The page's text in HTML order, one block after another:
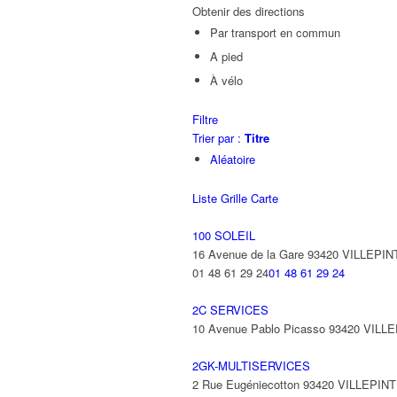
Obtenir des directions
Par transport en commun
A pied
À vélo
Filtre
Trier par : Titre
Aléatoire
Liste Grille Carte
100 SOLEIL
16 Avenue de la Gare 93420
01 48 61 29 2401 48 61 29 24
2C SERVICES
10 Avenue Pablo Picasso 93420
2GK-MULTISERVICES
2 Rue Eugéniecotton 93420